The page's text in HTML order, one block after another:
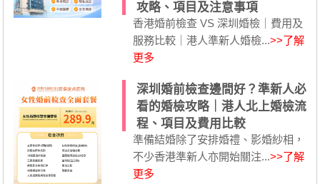
攻略、項目及注意事項
香港婚前檢查 VS 深圳婚檢｜費用及
服務比較｜港人準新人婚檢...>>了解
更多
深圳婚前檢查邊間好？準新人必
看的婚檢攻略｜港人北上婚檢流
程、項目及費用比較
準備結婚除了安排婚禮、影婚紗相，
不少香港準新人亦開始關注...>>了解
更多